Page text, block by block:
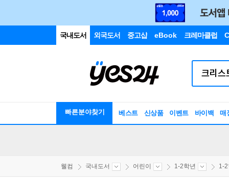
국내도서 외국도서 중고샵 eBook 크레마클럽
빠른분야찾기 베스트 신상품 이벤트 바이백 매
웰컴 국내도서 어린이 1-2학년 1-